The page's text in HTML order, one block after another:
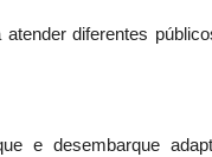
diferentes
e desembarque